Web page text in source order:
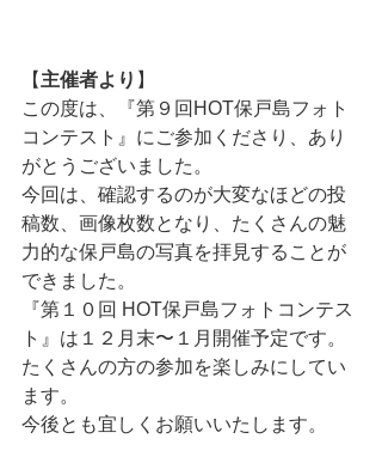
【 主催者より 】
この度は、『第９回HOT保戸島フォト
コンテスト』にご参加くださり、あり
がとうございました。
今回は、確認するのが大変なほどの投
稿数、画像枚数となり、たくさんの魅
力的な保戸島の写真を拝見することが
できました。
『第１０回 HOT保戸島フォトコンテス
ト』は１２月末〜１月開催予定です。
たくさんの方の参加を楽しみにしてい
ます。
今後とも宜しくお願いいたします。